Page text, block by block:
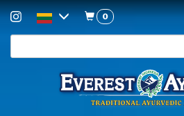
forma
0